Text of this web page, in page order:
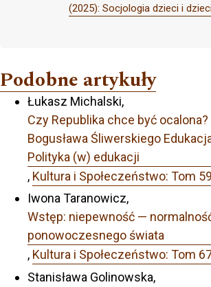
(2025): Socjologia dzieci i
Podobne artykuły
Łukasz Michalski,
Czy Republika chce być ocalona?
Bogusława Śliwerskiego
Polityka (w) edukacji
, Kultura i Społeczeństwo: Tom
Iwona Taranowicz,
Wstęp: niepewność —
ponowoczesnego świata
, Kultura i Społeczeństwo: Tom
Stanisława Golinowska,